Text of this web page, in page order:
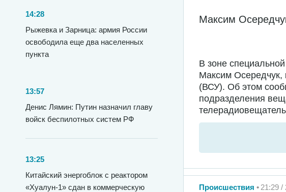
14:28
Рыжевка и Зарница: армия России
освободила еще два населенных
пункта
13:57
Денис Лямин: Путин назначил главу
войск беспилотных систем РФ
13:25
Китайский энергоблок с реактором
«Хуалун-1» сдан в коммерческую
Максим
В зоне
Максим Осередчук,
(ВСУ). Об этом
подразделения
Происшествия 21:29